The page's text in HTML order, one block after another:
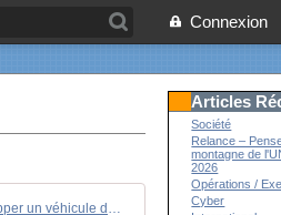
Connexion
Comment un " simple " gadget peut stopper un véhicule de l'armée de 24,5 tonnes
Articles
Société
Relance –
montagne de
2026
Opérations /
Cyber